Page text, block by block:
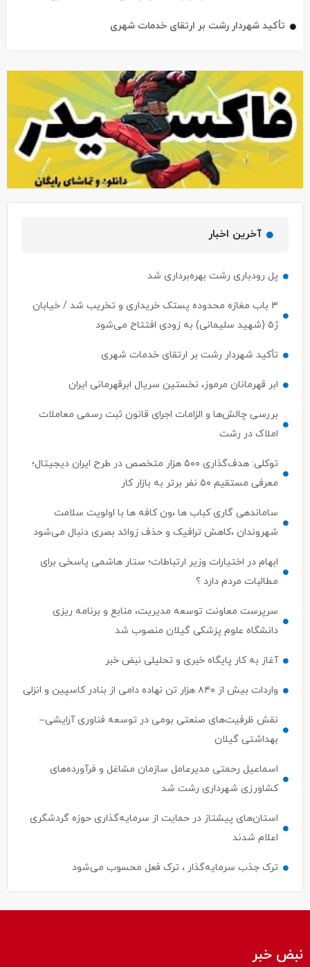
تأکید شهردار رشت بر ارتقای خدمات شهری
آخرین اخبار
پل رودباری رشت بهره‌برداری شد
۳ باب مغازه محدوده پستک خریداری و تخریب شد / خیابان
ژ۵ (شهید سلیمانی) به زودی افتتاح می‌شود
تأکید شهردار رشت بر ارتقای خدمات شهری
ابر قهرمانان مرموز، نخستین سریال ابرقهرمانی ایران
بررسی چالش‌ها و الزامات اجرای قانون ثبت رسمی معاملات
املاک در رشت
توکلی: هدف‌گذاری ۵۰۰ هزار متخصص در طرح ایران دیجیتال؛
معرفی مستقیم ۵۰ نفر برتر به بازار کار
ساماندهی گاری کباب ها ،ون کافه ها با اولویت سلامت
شهروندان ،کاهش ترافیک و حذف زوائد بصری دنبال می‌شود
ابهام در اختیارات وزیر ارتباطات؛ ستار هاشمی پاسخی برای
مطالبات مردم دارد ؟
سرپرست معاونت توسعه مدیریت، منابع و برنامه ریزی
دانشگاه علوم پزشکی گیلان منصوب شد
آغاز به کار پایگاه خبری و تحلیلی نبض خبر
واردات بیش از ۸۴۰ هزار تن نهاده دامی از بنادر كاسپین و انزلی
نقش ظرفیت‌های صنعتی بومی در توسعه فناوری آرایشی–
بهداشتی گیلان
اسماعیل رحمتی مدیرعامل سازمان مشاغل و فرآورده‌های
کشاورزی شهرداری رشت شد
استان‌های پیشتاز در حمایت از سرمایه‌گذاری حوزه گردشگری
اعلام شدند
ترک جذب سرمایه‌گذار ، ترک فعل محسوب می‌شود
نبض خبر